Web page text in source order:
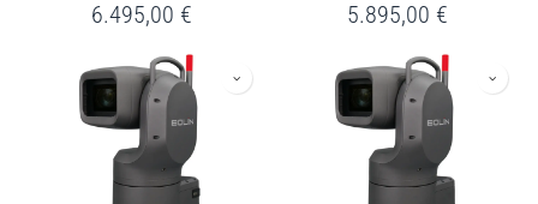
6.495,00 € 5.895,00 €